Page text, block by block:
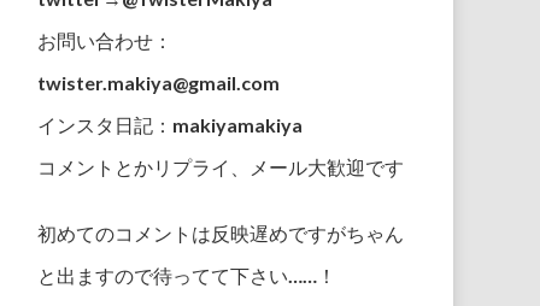
お問い合わせ：
twister.makiya@gmail.com
インスタ日記：makiyamakiya
コメントとかリプライ、メール大歓迎です
初めてのコメントは反映遅めですがちゃん
と出ますので待ってて下さい……！